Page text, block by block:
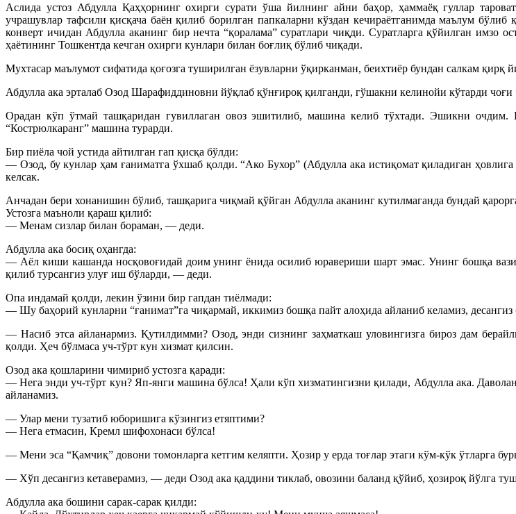
Аслида устоз Абдулла Қаҳҳорнинг охирги сурати ўша йилнинг айни баҳор, ҳаммаёқ гуллар
учрашувлар тафсили қисқача баён қилиб борилган папкаларни кўздан кечираётганимда маълум
конверт ичидан Абдулла аканинг бир нечта “қоралама” суратлари чиқди. Суратларга қўйилган имзо
ҳаётининг Тошкентда кечган охирги кунлари билан боғлиқ бўлиб чиқади.
Мухтасар маълумот сифатида қоғозга туширилган ёзувларни ўқирканман, беихтиёр бундан салкам қирқ
Абдулла ака эрталаб Озод Шарафиддиновни йўқлаб қўнғироқ қилганди, гўшакни келинойи кўтарди
Орадан кўп ўтмай ташқаридан гувиллаган овоз эшитилиб, машина келиб тўхтади. Эшикни очдим.
“Кострюлкаранг” машина турарди.
Бир пиёла чой устида айтилган гап қисқа бўлди:
— Озод, бу кунлар ҳам ғаниматга ўхшаб қолди. “Ако Бухор” (Абдулла ака истиқомат қиладиган
келсак.
Анчадан бери хонанишин бўлиб, ташқарига чиқмай қўйган Абдулла аканинг кутилмаганда бундай
Устозга маъноли қараш қилиб:
— Менам сизлар билан бораман, — деди.
Абдулла ака босиқ оҳангда:
— Аёл киши кашанда носқовоғидай доим унинг ёнида осилиб юравериши шарт эмас. Унинг бошқа
қилиб турсангиз улуғ иш бўларди, — деди.
Опа индамай қолди, лекин ўзини бир гапдан тиёлмади:
— Шу баҳорий кунларни “ғанимат”га чиқармай, иккимиз бошқа пайт алоҳида айланиб келамиз, десангиз
— Насиб этса айланармиз. Қутилдимми? Озод, энди сизнинг заҳматкаш уловингизга бироз дам
қолди. Ҳеч бўлмаса уч-тўрт кун хизмат қилсин.
Озод ака қошларини чимириб устозга қаради:
— Нега энди уч-тўрт кун? Яп-янги машина бўлса! Ҳали кўп хизматингизни қилади, Абдулла ака.
айланамиз.
— Улар мени тузатиб юборишига кўзингиз етяптими?
— Нега етмасин, Кремл шифохонаси бўлса!
— Мени эса “Қамчиқ” довони томонларга кетгим келяпти. Ҳозир у ерда тоғлар этаги кўм-кўк ўтларга
— Хўп десангиз кетаверамиз, — деди Озод ака қаддини тиклаб, овозини баланд қўйиб, ҳозироқ йўлга
Абдулла ака бошини сарак-сарак қилди: